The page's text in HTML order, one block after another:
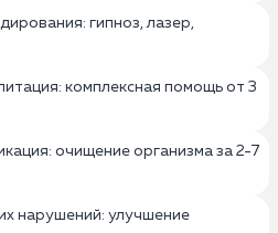
гипноз, лазер,
комплексная помощь от 3
очищение организма за 2-7
нарушений: улучшение